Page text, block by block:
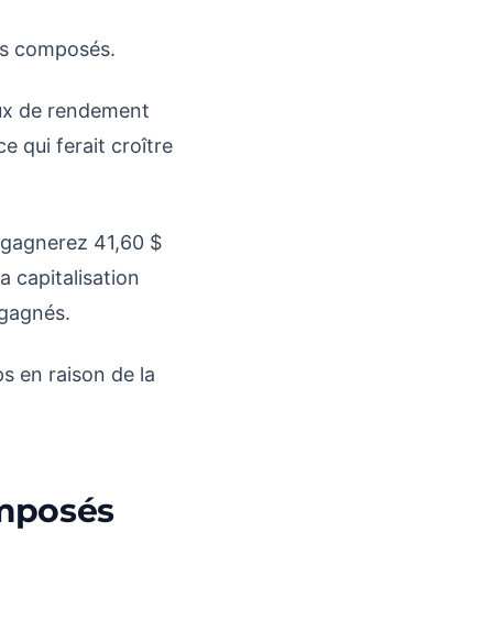
composés.
de rendement
qui ferait croître
41,60 $
capitalisation
en raison de la